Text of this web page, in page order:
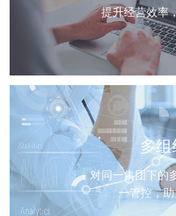
提升经营效率
多
对同一集团下的
一管控，